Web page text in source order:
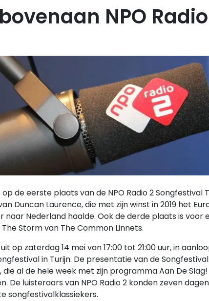
NPO
de eerste plaats van de NPO Radio 2 Songfestival
Duncan Laurence, die met zijn winst in 2019 het
naar Nederland haalde. Ook de derde plaats is voor
Storm van The Common Linnets.
op zaterdag 14 mei van 17:00 tot 21:00 uur, in
in Turijn. De presentatie van de
al de hele week met zijn programma Aan De Slag!
De luisteraars van NPO Radio 2 konden zeven
songfestivalklassiekers.